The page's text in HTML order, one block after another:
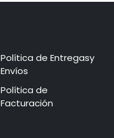
Política de Entregasy
Envíos
​​​​​P​o​l​​ít​ica de
Facturación